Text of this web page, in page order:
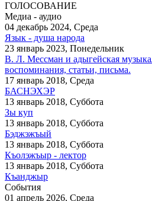
ГОЛОСОВАНИЕ
Медиа - аудио
04 декабрь 2024, Среда
Язык - душа народа
23 январь 2023, Понедельник
В. Л. Мессман и адыгейская
воспоминания, статьи, письма.
17 январь 2018, Среда
БАСНЭХЭР
13 январь 2018, Суббота
Зы куп
13 январь 2018, Суббота
Бэджэжъый
13 январь 2018, Суббота
Къолэжъыр - лектор
13 январь 2018, Суббота
Къанджыр
События
01 апрель 2026, Среда